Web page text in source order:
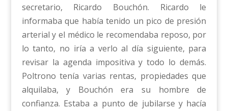
secretario, Ricardo Bouchón. Ricardo le
informaba que había tenido un pico de presión
arterial y el médico le recomendaba reposo, por
lo tanto, no iría a verlo al día siguiente, para
revisar la agenda impositiva y todo lo demás.
Poltrono tenía varias rentas, propiedades que
alquilaba, y Bouchón era su hombre de
confianza. Estaba a punto de jubilarse y hacía